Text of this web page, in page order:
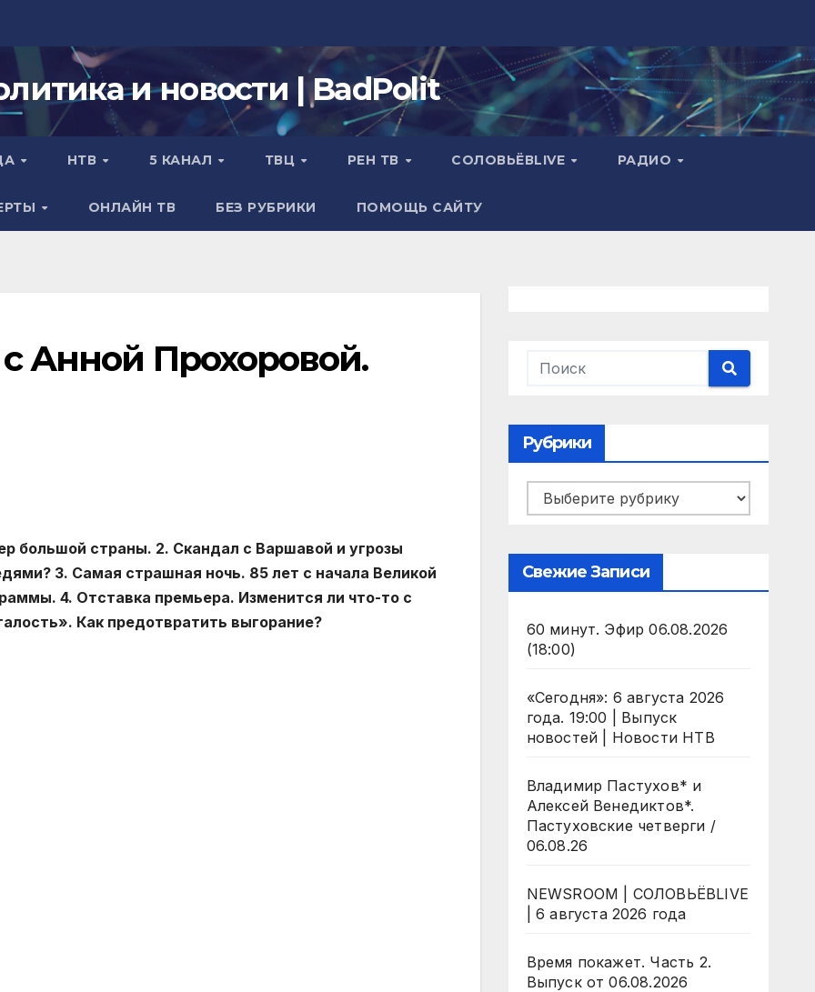
и новости | BadPolit
НТВ 5 КАНАЛ ТВЦ РЕН ТВ СОЛОВЬЁВLIVE РАДИО
ОНЛАЙН ТВ БЕЗ РУБРИКИ ПОМОЩЬ САЙТУ
Анной Прохоровой.
большой страны. 2. Скандал с Варшавой и угрозы
3. Самая страшная ночь. 85 лет с начала Великой
4. Отставка премьера. Изменится ли что-то с
Как предотвратить выгорание?
Рубрики
Рубрики
Свежие Записи
60 минут. Эфир 06.08.2026
(18:00)
«Сегодня»: 6 августа 2026
года. 19:00 | Выпуск
новостей | Новости НТВ
Владимир Пастухов* и
Алексей Венедиктов*.
Пастуховские четверги /
06.08.26
NEWSROOM | СОЛОВЬЁВLIVE
| 6 августа 2026 года
Время покажет. Часть 2.
Выпуск от 06.08.2026